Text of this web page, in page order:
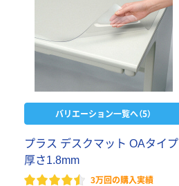
バリエーション一覧へ（5）
プラス デスクマット OAタイプ
厚さ1.8mm
3万回の購入実績